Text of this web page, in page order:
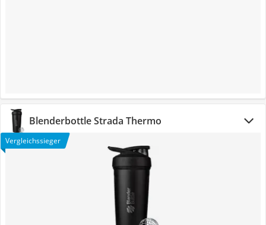
Blenderbottle Strada Thermo
Vergleichssieger